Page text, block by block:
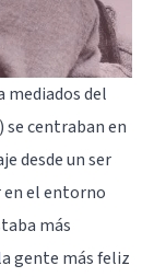
mediados del
centraban en
desde un ser
en el entorno
más
gente más feliz